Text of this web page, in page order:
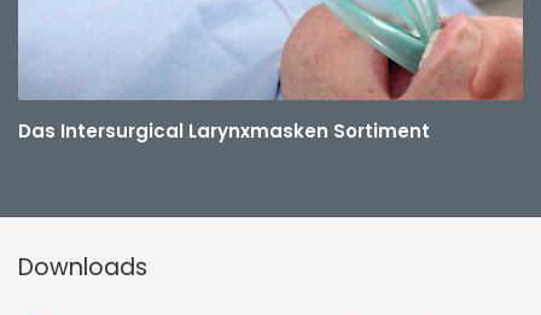
Das Intersurgical Larynxmasken Sortiment
Downloads